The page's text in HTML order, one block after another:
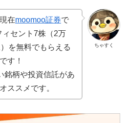
ちゃすく
在moomoo証券で
ィセント7株（2万
を無料でもらえる
す！
銘柄や投資信託があ
ススメです。